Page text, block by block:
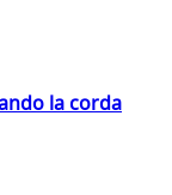
la corda